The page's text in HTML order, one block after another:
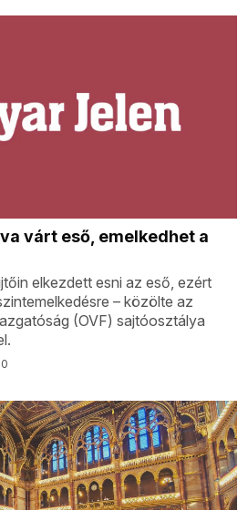
várt eső, emelkedhet a
elkezdett esni az eső, ezért
– közölte az
(OVF) sajtóosztálya